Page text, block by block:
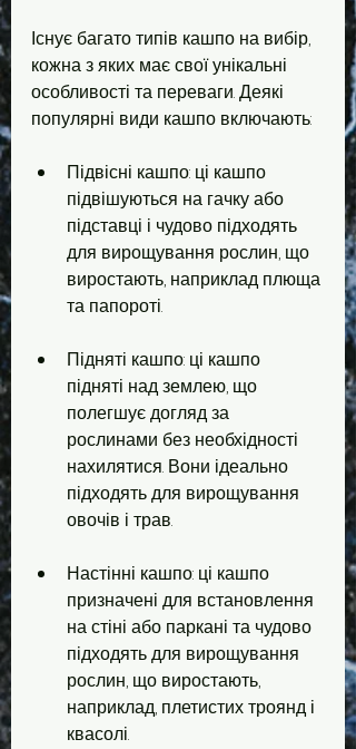
Існує багато типів кашпо на вибір,
кожна з яких має свої унікальні
особливості та переваги. Деякі
популярні види кашпо включають:
Підвісні кашпо: ці кашпо
підвішуються на гачку або
підставці і чудово підходять
для вирощування рослин, що
виростають, наприклад плюща
та папороті.
Підняті кашпо: ці кашпо
підняті над землею, що
полегшує догляд за
рослинами без необхідності
нахилятися. Вони ідеально
підходять для вирощування
овочів і трав.
Настінні кашпо: ці кашпо
призначені для встановлення
на стіні або паркані та чудово
підходять для вирощування
рослин, що виростають,
наприклад, плетистих троянд і
квасолі.